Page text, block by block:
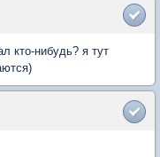
кто-нибудь? я тут